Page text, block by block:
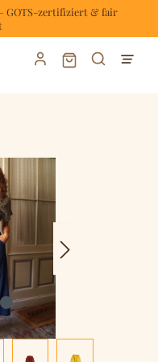
GOTS-zertifiziert & fair
Warenkorb